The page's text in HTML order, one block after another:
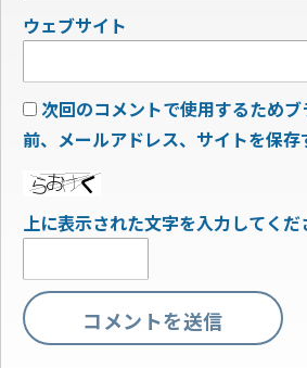
ウェブサイト
次回のコメントで使用するため
前、メールアドレス、サイトを保存
上に表示された文字を入力してくだ